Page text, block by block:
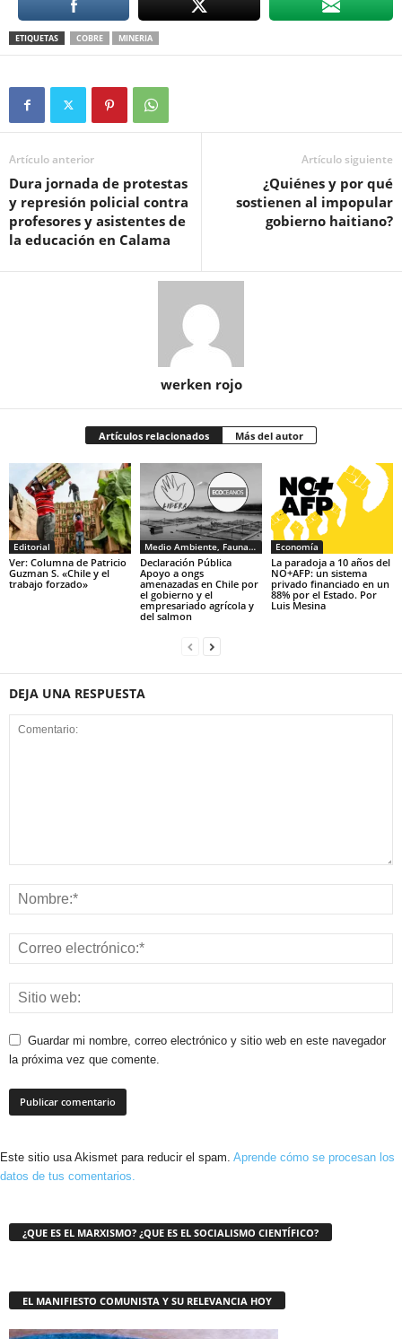
ETIQUETAS COBRE MINERIA
Artículo anterior
Dura jornada de protestas
y represión policial contra
profesores y asistentes de
la educación en Calama
Artículo siguiente
¿Quiénes y por qué
sostienen al impopular
gobierno haitiano?
werken rojo
Artículos relacionados Más del autor
Editorial
Ver: Columna de Patricio
Guzman S. «Chile y el
trabajo forzado»
Medio Ambiente, Fauna y Sociedad
Declaración Pública
Apoyo a ongs
amenazadas en Chile por
el gobierno y el
empresariado agrícola y
del salmon
Economía
La paradoja a 10 años del
NO+AFP: un sistema
privado financiado en un
88% por el Estado. Por
Luis Mesina
DEJA UNA RESPUESTA
Guardar mi nombre, correo electrónico y sitio web en este navegador
la próxima vez que comente.
Este sitio usa Akismet para reducir el spam. Aprende cómo se procesan los
datos de tus comentarios.
¿QUE ES EL MARXISMO? ¿QUE ES EL SOCIALISMO CIENTÍFICO?
EL MANIFIESTO COMUNISTA Y SU RELEVANCIA HOY